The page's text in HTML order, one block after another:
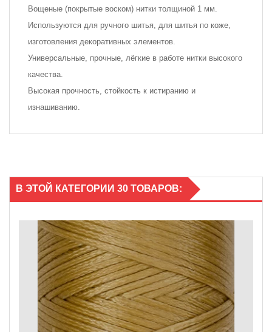
Вощеные (покрытые воском) нитки толщиной 1 мм.
Используются для ручного шитья, для шитья по коже,
изготовления декоративных элементов.
Универсальные, прочные, лёгкие в работе нитки высокого
качества.
Высокая прочность, стойкость к истиранию и
изнашиванию.
В ЭТОЙ КАТЕГОРИИ 30 ТОВАРОВ: